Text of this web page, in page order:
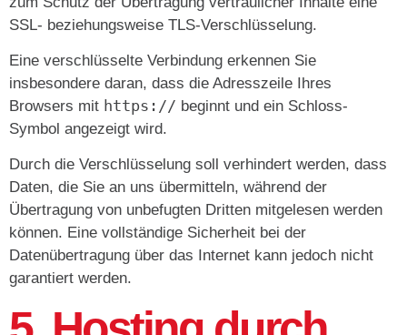
SSL- beziehungsweise TLS-Verschlüsselung.
Eine verschlüsselte Verbindung erkennen Sie
insbesondere daran, dass die Adresszeile Ihres
Browsers mit https:// beginnt und ein Schloss-
Symbol angezeigt wird.
Durch die Verschlüsselung soll verhindert werden, dass
Daten, die Sie an uns übermitteln, während der
Übertragung von unbefugten Dritten mitgelesen werden
können. Eine vollständige Sicherheit bei der
Datenübertragung über das Internet kann jedoch nicht
garantiert werden.